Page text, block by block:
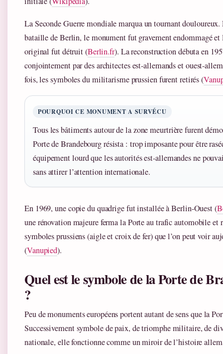
La Seconde Guerre mondiale marqua un tournant
bataille de Berlin, le monument fut gravement endommagé et
original fut détruit (Berlin.fr). La reconstruction débuta en
conjointement par des architectes est-allemands et ouest-
fois, les symboles du militarisme prussien furent retirés (
POURQUOI CE MONUMENT A SURVÉCU
Tous les bâtiments autour de la zone meurtrière furent
Porte de Brandebourg résista : trop imposante pour être
équipement lourd que les autorités est-allemandes ne
sans attirer l’attention internationale.
En 1969, une copie du quadrige fut installée à Berlin-Ouest (
une rénovation majeure ferma la Porte au trafic automobile et
symboles prussiens (aigle et croix de fer) que l’on peut voir
(Vanupied).
Quel est le symbole de la Porte de
?
Peu de monuments européens portent autant de sens que la
Successivement symbole de paix, de triomphe militaire, de
nationale, elle fonctionne comme un miroir de l’histoire